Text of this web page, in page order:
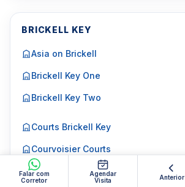
Falar com
Corretor
Agendar
Visita
Anterior
BRICKELL KEY
Asia on Brickell
Brickell Key One
Brickell Key Two
Courts Brickell Key
Courvoisier Courts
Ver mais…